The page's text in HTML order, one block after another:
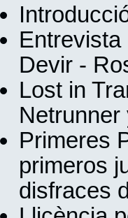
Devir -
Lost in
Primeres
primeros
disfraces